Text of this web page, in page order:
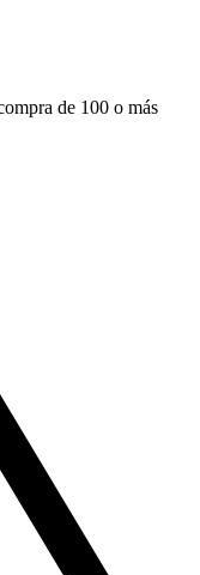
de 100 o más